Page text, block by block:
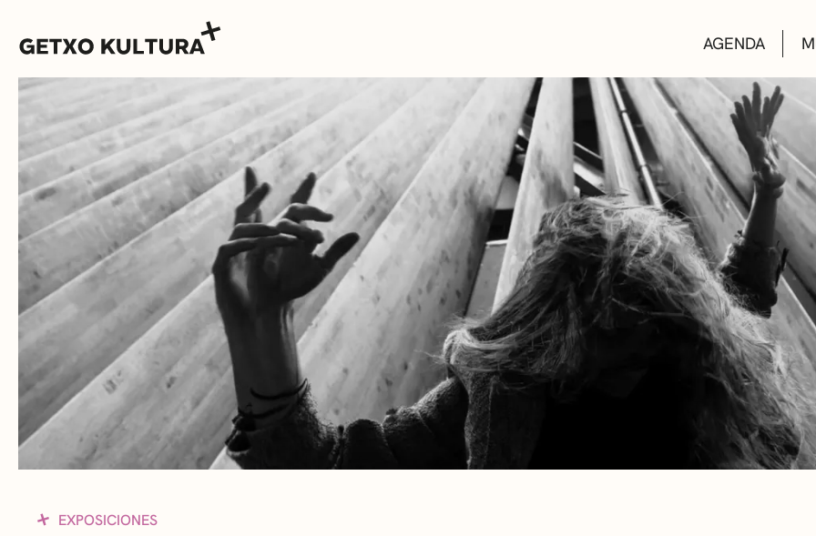
AGENDA
AGENDA
MUXIKEBARRI
CONTACTO
ENTRADAS
AULAS DE
BIBLIOTECAS
ESCUELA DE
NOTICIAS
EXPOSICIONES